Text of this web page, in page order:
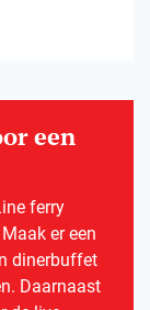
een
ferry
er een
dinerbuffet
Daarnaast